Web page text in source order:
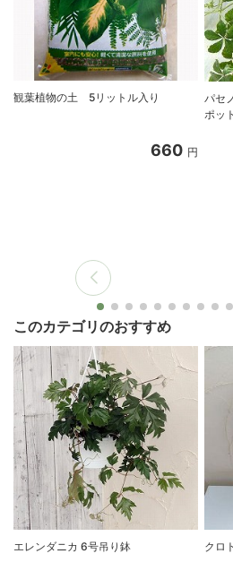
観葉植物の土 5リットル入り
660 円
パセ
ポッ
このカテゴリのおすすめ
エレンダニカ 6号吊り鉢 クロ